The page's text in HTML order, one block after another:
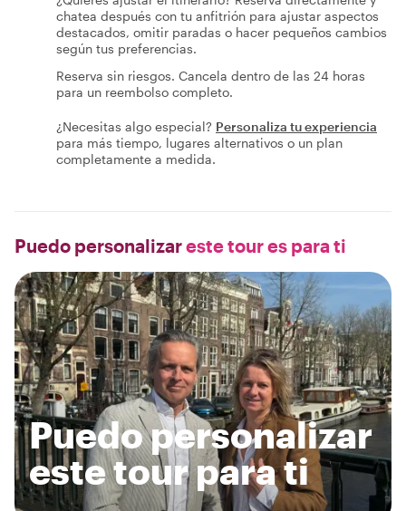
chatea después con tu anfitrión para ajustar aspectos
destacados, omitir paradas o hacer pequeños cambios
según tus preferencias.
Reserva sin riesgos. Cancela dentro de las 24 horas
para un reembolso completo.
¿Necesitas algo especial? Personaliza tu experiencia
para más tiempo, lugares alternativos o un plan
completamente a medida.
Puedo personalizareste tour es para ti
Puedo personalizar
este tour para ti